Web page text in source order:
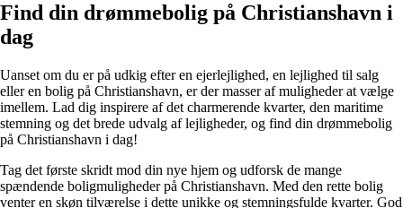
Find din drømmebolig på Christianshavn i
dag
Uanset om du er på udkig efter en ejerlejlighed, en lejlighed til salg
eller en bolig på Christianshavn, er der masser af muligheder at vælge
imellem. Lad dig inspirere af det charmerende kvarter, den maritime
stemning og det brede udvalg af lejligheder, og find din drømmebolig
på Christianshavn i dag!
Tag det første skridt mod din nye hjem og udforsk de mange
spændende boligmuligheder på Christianshavn. Med den rette bolig
venter en skøn tilværelse i dette unikke og stemningsfulde kvarter. God